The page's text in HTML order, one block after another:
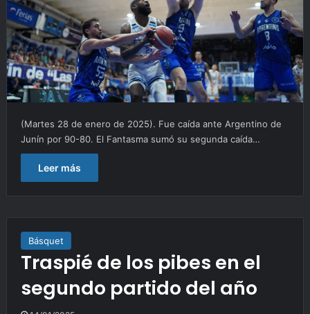
(Martes 28 de enero de 2025). Fue caída ante Argentino de
Junín por 90-80. El Fantasma sumó su segunda caída…
Leer más
Básquet
Traspié de los pibes en el
segundo partido del año